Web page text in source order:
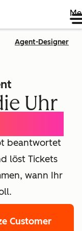
Agent-Designer
Uhr
beantwortet
löst Tickets
wann Ihr
Customer